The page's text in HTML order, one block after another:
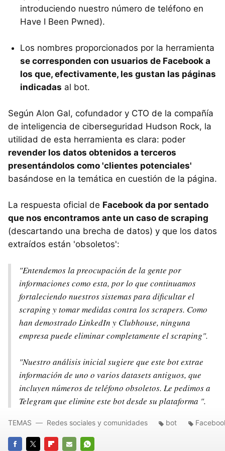
introduciendo nuestro número de teléfono en
Have I Been Pwned).
Los nombres proporcionados por la herramienta
se corresponden con usuarios de Facebook a
los que, efectivamente, les gustan las páginas
indicadas al bot.
Según Alon Gal, cofundador y CTO de la compañía
de inteligencia de ciberseguridad Hudson Rock, la
utilidad de esta herramienta es clara: poder
revender los datos obtenidos a terceros
presentándolos como 'clientes potenciales'
basándose en la temática en cuestión de la página.
La respuesta oficial de Facebook da por sentado
que nos encontramos ante un caso de scraping
(descartando una brecha de datos) y que los datos
extraídos están 'obsoletos':
"Entendemos la preocupación de la gente por
informaciones como esta, por lo que continuamos
fortaleciendo nuestros sistemas para dificultar el
scraping y tomar medidas contra los scrapers. Como
han demostrado LinkedIn y Clubhouse, ninguna
empresa puede eliminar completamente el scraping".
"Nuestro análisis inicial sugiere que este bot extrae
información de uno o varios datasets antiguos, que
incluyen números de teléfono obsoletos. Le pedimos a
Telegram que elimine este bot desde su plataforma ".
TEMAS Redes sociales y comunidades bot